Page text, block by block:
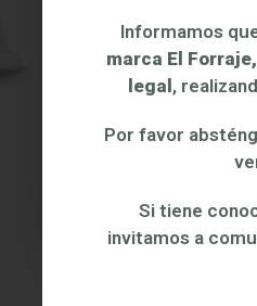
Informamos
marca El
legal,
Por favor
Si tiene
invitamos a